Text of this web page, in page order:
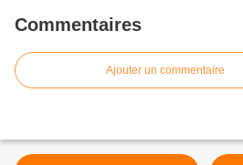
Commentaires
Ajouter un commentaire